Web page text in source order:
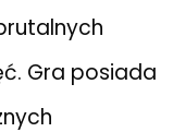
Gra posiada